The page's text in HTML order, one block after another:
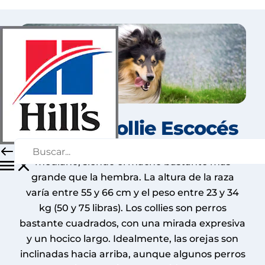
Collie O Collie Escocés
El collie es un perro de tamaño grande a
mediano, siendo el macho bastante más
grande que la hembra. La altura de la raza
varía entre 55 y 66 cm y el peso entre 23 y 34
kg (50 y 75 libras). Los collies son perros
bastante cuadrados, con una mirada expresiva
y un hocico largo. Idealmente, las orejas son
inclinadas hacia arriba, aunque algunos perros